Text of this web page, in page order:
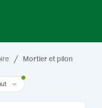
Mortier et pilon